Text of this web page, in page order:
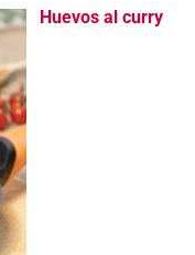
Huevos al curry